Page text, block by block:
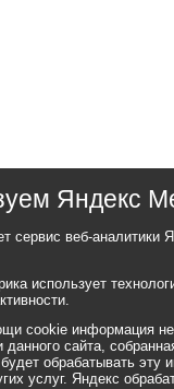
Яндекс
сервис веб-
использует
cookie информация
данного сайта,
обрабатывать эту
услуг. Яндекс